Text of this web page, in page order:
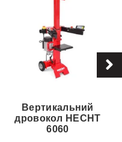
Вертикальний
дровокол HECHT
6060